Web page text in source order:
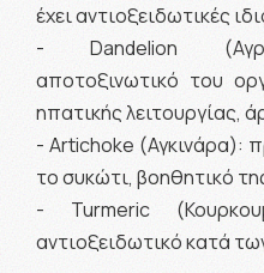
έχει αντιοξειδωτικές
- Dandelion
αποτοξινωτικό του
ηπατικής λειτουργίας,
- Artichoke (Αγκινάρα):
το συκώτι, βοηθητικό
- Turmeric
αντιοξειδωτικό κατά